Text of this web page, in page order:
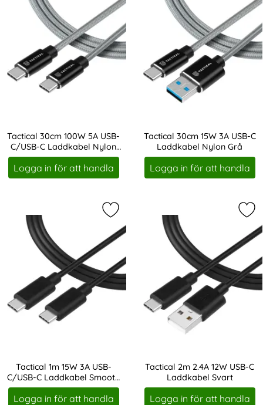
Tactical 30cm 100W 5A USB-
C/USB-C Laddkabel Nylon
Grå
Art. nr 216917
Logga in för att handla
Tactical 30cm 15W 3A USB-C
Laddkabel Nylon Grå
Art. nr 216920
Logga in för att handla
Tactical 1m 15W 3A USB-
C/USB-C Laddkabel Smooth
Svart
Art. nr 216928
Logga in för att handla
Markera tactical 1m 15W 3A USB-
Tactical 2m 2.4A 12W USB-C
Laddkabel Svart
Art. nr 216931
Logga in för att handla